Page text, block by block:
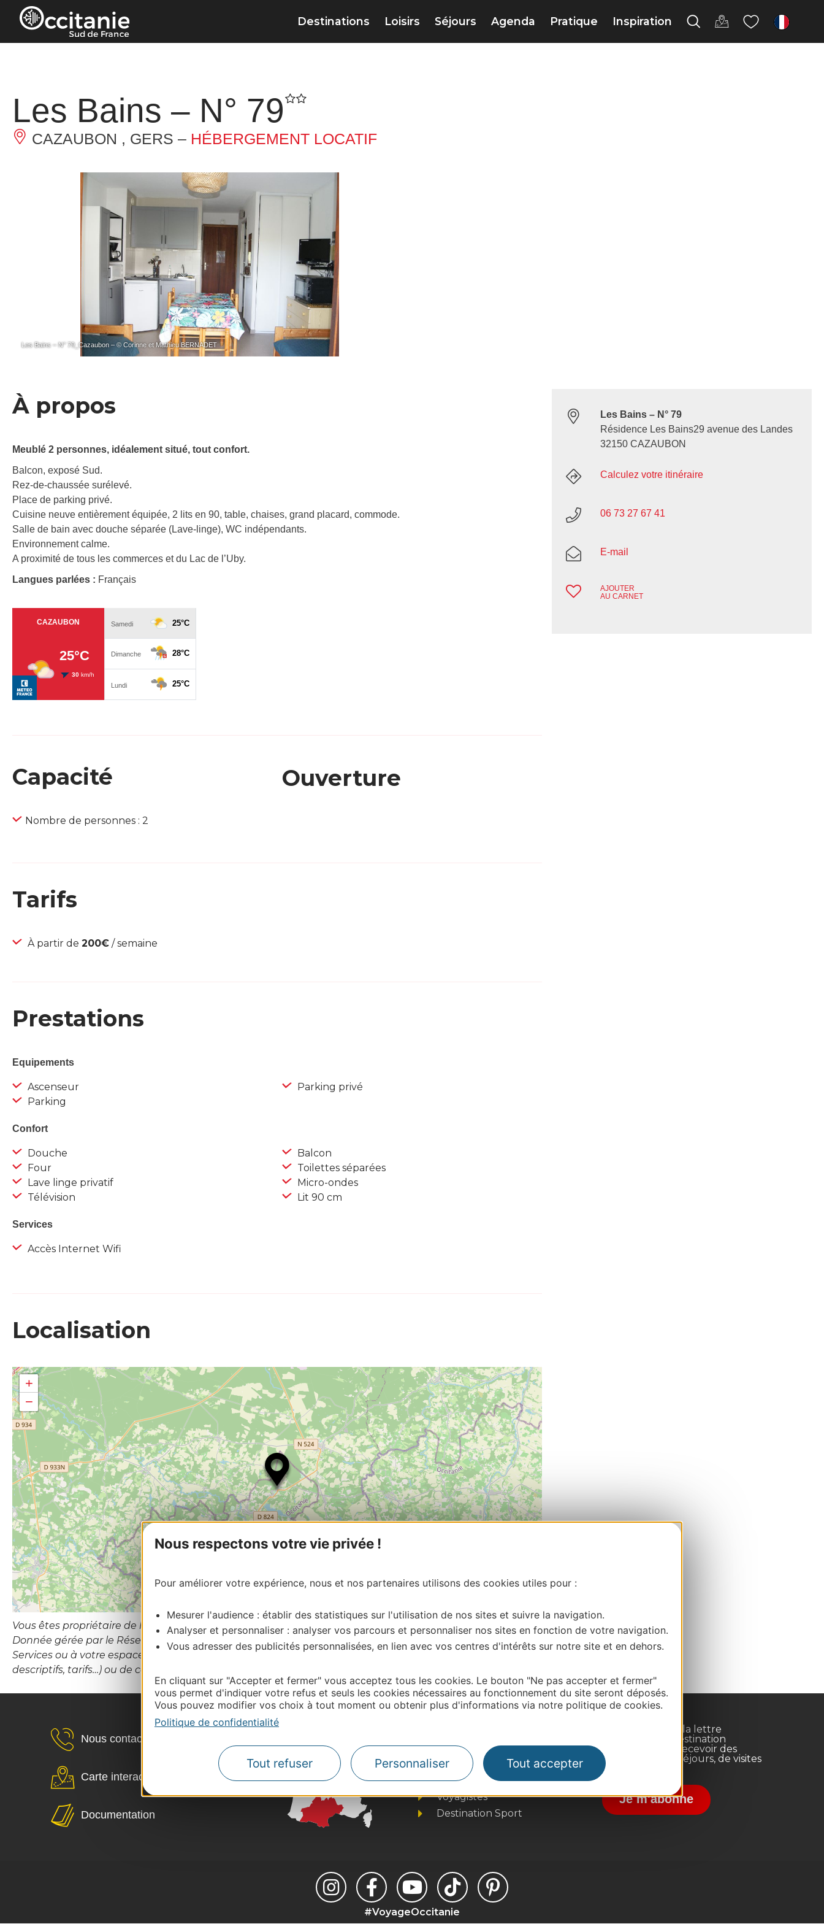
Panneau de gestion des cookies
Nous respectons votre vie privée !
Pour améliorer votre expérience, nous et nos partenaires utilisons des cookies utiles pour :
Mesurer l'audience : établir des statistiques sur l'utilisation de nos sites et suivre la navigation.
Analyser et personnaliser : analyser vos parcours et personnaliser nos sites en fonction de votre navigation.
Vous adresser des publicités personnalisées, en lien avec vos centres d'intérêts sur notre site et en dehors.
En cliquant sur "Accepter et fermer" vous acceptez tous les cookies. Le bouton "Ne pas accepter et fermer"
vous permet d'indiquer votre refus et seuls les cookies nécessaires au fonctionnement du site seront déposés.
Vous pouvez modifier vos choix à tout moment ou obtenir plus d'informations via notre politique de cookies.
Politique de confidentialité
Tout refuser Personnaliser Tout accepter
Destinations Loisirs Séjours Agenda Pratique Inspiration fr
Les Bains – N° 79
CAZAUBON , GERS – HÉBERGEMENT LOCATIF
Les Bains – N° 79_Cazaubon – © Corinne et Mathieu BERNADET
À propos
Meublé 2 personnes, idéalement situé, tout confort.
Balcon, exposé Sud.
Rez-de-chaussée surélevé.
Place de parking privé.
Cuisine neuve entièrement équipée, 2 lits en 90, table, chaises, grand placard, commode.
Salle de bain avec douche séparée (Lave-linge), WC indépendants.
Environnement calme.
A proximité de tous les commerces et du Lac de l’Uby.
Langues parlées : Français
Capacité
Nombre de personnes : 2
Ouverture
Tarifs
À partir de 200€ / semaine
Prestations
Equipements
Ascenseur
Parking
Parking privé
Confort
Douche
Four
Lave linge privatif
Télévision
Balcon
Toilettes séparées
Micro-ondes
Lit 90 cm
Services
Accès Internet Wifi
Localisation
+
−
Vous êtes propriétaire de l’établissement ou le gestionnaire de cette activité?
Donnée gérée par le Réseau d’Information Touristique du Gers, merci de vous connecter à votre espace
Services ou à votre espace Propriétaires (hébergement labellisé) pour toute mise à jour en ligne (photos,
descriptifs, tarifs…) ou de contacter le CDT Destination Gers – centredoc@tourisme-gers.com
Les Bains – N° 79
Résidence Les Bains29 avenue des Landes
32150 CAZAUBON
Calculez votre itinéraire
06 73 27 67 41
E-mail
AJOUTER
AU CARNET
Nous contacter
Carte interactive
Documentation
Business/Mice
Pros d'Occitanie
Site presse et d'influence
Voyagistes
Destination Sport
Inscrivez-vous à la lettre
d'information Destination
Occitanie pour recevoir des
suggestions de séjours, de visites
et de sorties.
Je m'abonne
#VoyageOccitanie